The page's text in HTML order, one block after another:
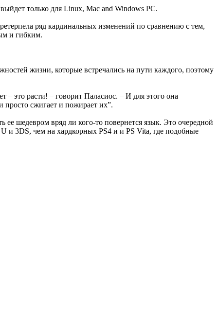
только для Linux, Mac and Windows PC.
ряд кардинальных изменений по сравнению с тем,
и гибким.
жизни, которые встречались на пути каждого, поэтому
– это расти! – говорит Паласиос. – И для этого она
просто сжигает и пожирает их”.
ее шедевром вряд ли кого-то повернется язык. Это очередной
и 3DS, чем на хардкорных PS4 и и PS Vita, где подобные